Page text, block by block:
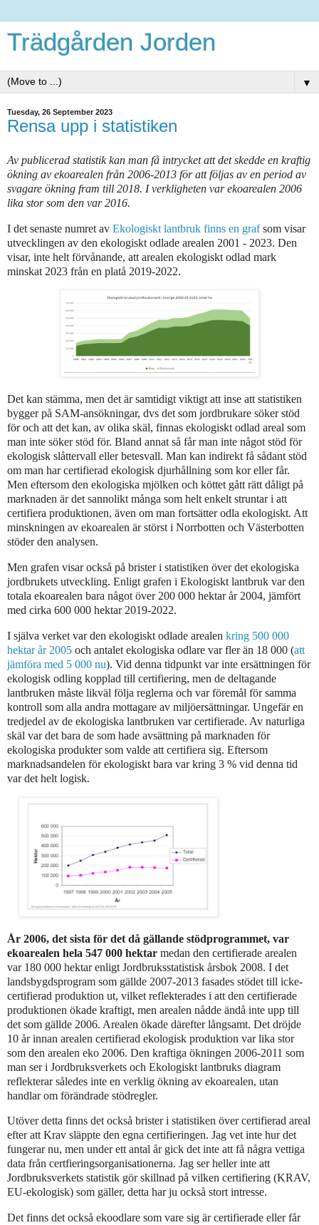
Trädgården Jorden
▼
Tuesday, 26 September 2023
Rensa upp i statistiken
Av publicerad statistik kan man få intrycket att det skedde en kraftig
ökning av ekoarealen från 2006-2013 för att följas av en period av
svagare ökning fram till 2018. I verkligheten var ekoarealen 2006
lika stor som den var 2016.
I det senaste numret av Ekologiskt lantbruk finns en grafsom visar
utvecklingen av den ekologiskt odlade arealen 2001 - 2023. Den
visar, inte helt förvånande, att arealen ekologiskt odlad mark
minskat 2023 från en platå 2019-2022.
Det kan stämma, men det är samtidigt viktigt att inse att statistiken
bygger på SAM-ansökningar, dvs det som jordbrukare söker stöd
för och att det kan, av olika skäl, finnas ekologiskt odlad areal som
man inte söker stöd för. Bland annat så får man inte något stöd för
ekologisk slåttervall eller betesvall. Man kan indirekt få sådant stöd
om man har certifierad ekologisk djurhållning som kor eller får.
Men eftersom den ekologiska mjölken och köttet gått rätt dåligt på
marknaden är det sannolikt många som helt enkelt struntar i att
certifiera produktionen, även om man fortsätter odla ekologiskt. Att
minskningen av ekoarealen är störst i Norrbotten och Västerbotten
stöder den analysen.
Men grafen visar också på brister i statistiken över det ekologiska
jordbrukets utveckling. Enligt grafen i Ekologiskt lantbruk var den
totala ekoarealen bara något över 200 000 hektar år 2004, jämfört
med cirka 600 000 hektar 2019-2022.
I själva verket var den ekologiskt odlade arealen kring 500 000
hektar år 2005 och antalet ekologiska odlare var fler än 18 000 (att
jämföra med 5 000 nu). Vid denna tidpunkt var inte ersättningen för
ekologisk odling kopplad till certifiering, men de deltagande
lantbruken måste likväl följa reglerna och var föremål för samma
kontroll som alla andra mottagare av miljöersättningar. Ungefär en
tredjedel av de ekologiska lantbruken var certifierade. Av naturliga
skäl var det bara de som hade avsättning på marknaden för
ekologiska produkter som valde att certifiera sig. Eftersom
marknadsandelen för ekologiskt bara var kring 3 % vid denna tid
var det helt logisk.
År 2006, det sista för det då gällande stödprogrammet, var
ekoarealen hela 547 000 hektar medan den certifierade arealen
var 180 000 hektar enligt Jordbruksstatistisk årsbok 2008. I det
landsbygdsprogram som gällde 2007-2013 fasades stödet till icke-
certifierad produktion ut, vilket reflekterades i att den certifierade
produktionen ökade kraftigt, men arealen nådde ändå inte upp till
det som gällde 2006. Arealen ökade därefter långsamt. Det dröjde
10 år innan arealen certifierad ekologisk produktion var lika stor
som den arealen eko 2006. Den kraftiga ökningen 2006-2011 som
man ser i Jordbruksverkets och Ekologiskt lantbruks diagram
reflekterar således inte en verklig ökning av ekoarealen, utan
handlar om förändrade stödregler.
Utöver detta finns det också brister i statistiken över certifierad areal
efter att Krav släppte den egna certifieringen. Jag vet inte hur det
fungerar nu, men under ett antal år gick det inte att få några vettiga
data från certfieringsorganisationerna. Jag ser heller inte att
Jordbruksverkets statistik gör skillnad på vilken certifiering (KRAV,
EU-ekologisk) som gäller, detta har ju också stort intresse.
Det finns det också ekoodlare som vare sig är certifierade eller får